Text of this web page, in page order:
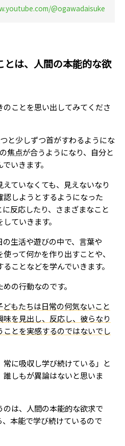
@ogawadaisuke
とは、人間の本能的な欲
ことを思い出してみてくださ
と少しずつ首がすわるようにな
焦点が合うようになり、自分と
いきます。
ていなくても、見えないなり
認しようとするようになった
反応したり、さまざまなこと
ていきます。
生活や遊びの中で、言葉や
って何かを作り出すことや、
ことなどを学んでいきます。
の行動なのです。
もたちは日常の何気ないこと
を見出し、反応し、彼らなり
ことを実感するのではないでし
常に吸収し学び続けている」と
誰しもが異論はないと思いま
のは、人間の本能的な欲求で
本能で学び続けているので